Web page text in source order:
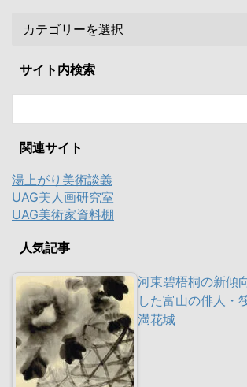
サイト内検索
関連サイト
湯上がり美術談義
UAG美人画研究室
UAG美術家資料棚
人気記事
河東碧梧桐の新傾
した富山の俳人・
満花城